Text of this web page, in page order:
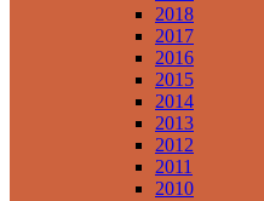
2018
2017
2016
2015
2014
2013
2012
2011
2010